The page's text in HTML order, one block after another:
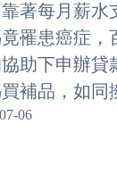
著每月薪
罹患癌症
助下申辦
補品，如同
06